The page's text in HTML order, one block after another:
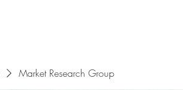
Market Research Group